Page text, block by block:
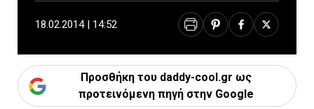
18.02.2014 | 14:52
Προσθήκη του daddy-cool.gr ως
προτεινόμενη πηγή στην Google